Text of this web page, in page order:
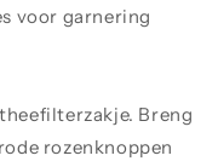
voor garnering
Breng
rozenknoppen